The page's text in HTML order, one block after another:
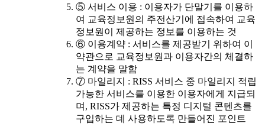
⑤ 서비스 이용 : 이용자가 단말기를 이용하
여 교육정보원의 주전산기에 접속하여 교육
정보원이 제공하는 정보를 이용하는 것
⑥ 이용계약 : 서비스를 제공받기 위하여 이
약관으로 교육정보원과 이용자간의 체결하
는 계약을 말함
⑦ 마일리지 : RISS 서비스 중 마일리지 적립
가능한 서비스를 이용한 이용자에게 지급되
며, RISS가 제공하는 특정 디지털 콘텐츠를
구입하는 데 사용하도록 만들어진 포인트